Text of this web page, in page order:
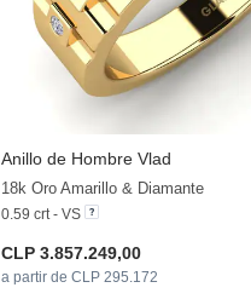
Anillo de Hombre Vlad
18k Oro Amarillo & Diamante
0.59 crt - VS
CLP 3.857.249,00
a partir de CLP 295.172